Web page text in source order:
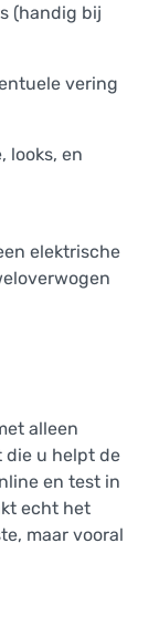
(handig bij
vering
looks, en
elektrische
alleen
die u helpt de
en test in
echt het
maar vooral